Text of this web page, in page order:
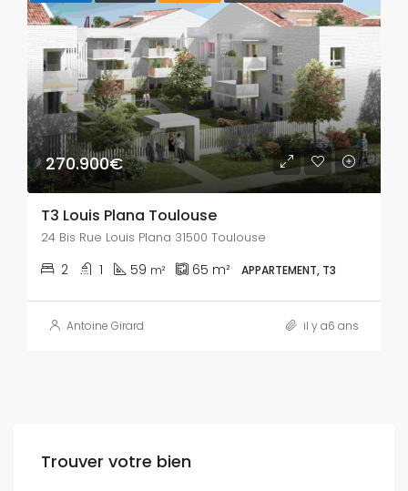
270.900€
T3 Louis Plana Toulouse
24 Bis Rue Louis Plana 31500 Toulouse
2 1 59 m² 65 m² APPARTEMENT, T3
Antoine Girard il y a6 ans
Trouver votre bien